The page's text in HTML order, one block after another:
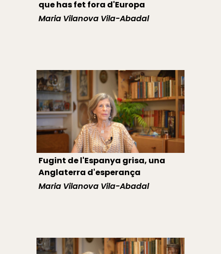
que has fet fora d'Europa
Maria Vilanova Vila-Abadal
Fugint de l'Espanya grisa, una
Anglaterra d'esperança
Maria Vilanova Vila-Abadal